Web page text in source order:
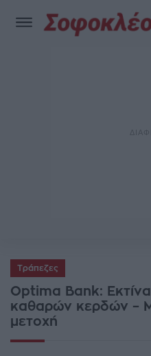
Τράπεζες
Οptima Bank:
καθαρών κερδών –
μετοχή